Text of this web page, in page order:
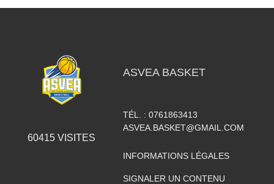
60415VISITES
ASVEA BASKET
TÉL. : 0761863413
ASVEA.BASKET@GMAIL.COM
INFORMATIONS LÉGALES
SIGNALER UN CONTENU